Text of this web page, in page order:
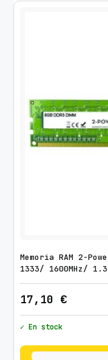
Memoria RAM 2-
1333/ 1600MHz/
17,10 €
✓ En stock